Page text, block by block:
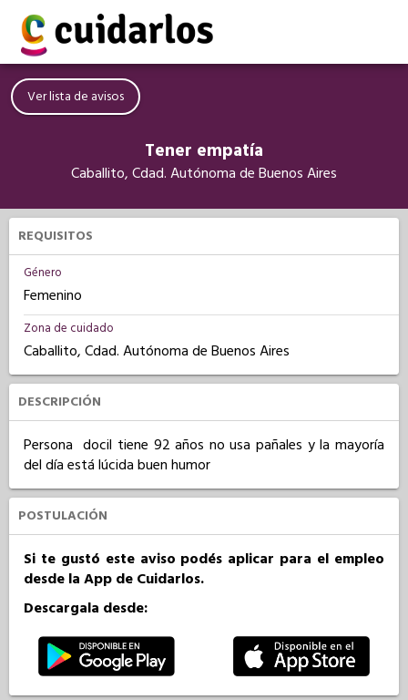
Ver lista de avisos
Tener empatía
Caballito, Cdad. Autónoma de Buenos Aires
REQUISITOS
Género
Femenino
Zona de cuidado
Caballito, Cdad. Autónoma de Buenos Aires
DESCRIPCIÓN
Persona  docil tiene 92 años no usa pañales y la mayoría
del día está lúcida buen humor
POSTULACIÓN
Si te gustó este aviso podés aplicar para el empleo
desde la App de Cuidarlos.
Descargala desde: